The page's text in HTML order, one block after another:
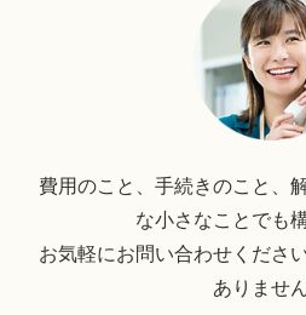
費用のこと、手続きのこと、
な小さなことでも
お気軽にお問い合わせくださ
ありません